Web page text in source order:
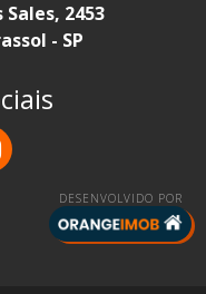
Sales, 2453
- SP
DESENVOLVIDO POR